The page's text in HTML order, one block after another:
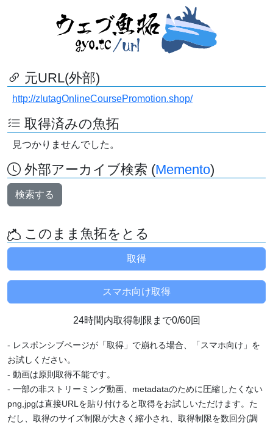
元URL(外部)
http://zlutagOnlineCoursePromotion.shop/
取得済みの魚拓
見つかりませんでした。
外部アーカイブ検索 (Memento)
検索する
このまま魚拓をとる
24時間内取得制限まで0/60回
- レスポンシブページが「取得」で崩れる場合、「スマホ向け」を
お試しください。
- 動画は原則取得不能です。
- 一部の非ストリーミング動画、metadataのために圧縮したくない
png,jpgは直接URLを貼り付けると取得をお試しいただけます。た
だし、取得のサイズ制限が大きく縮小され、取得制限を数回分(調